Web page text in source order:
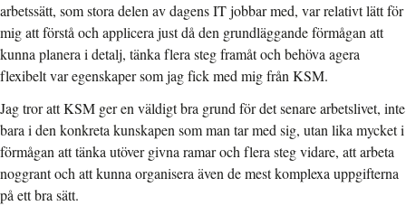
arbetssätt, som stora delen av dagens IT jobbar med, var relativt lätt för
mig att förstå och applicera just då den grundläggande förmågan att
kunna planera i detalj, tänka flera steg framåt och behöva agera
flexibelt var egenskaper som jag fick med mig från KSM.
Jag tror att KSM ger en väldigt bra grund för det senare arbetslivet, inte
bara i den konkreta kunskapen som man tar med sig, utan lika mycket i
förmågan att tänka utöver givna ramar och flera steg vidare, att arbeta
noggrant och att kunna organisera även de mest komplexa uppgifterna
på ett bra sätt.